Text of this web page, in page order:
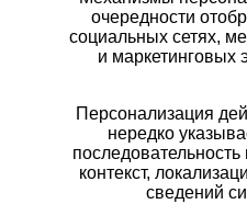
очередности
социальных сетях,
и маркетинговых
Персонализация
нередко
контекст,
сведений